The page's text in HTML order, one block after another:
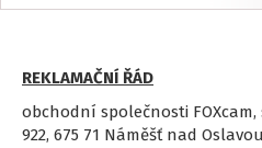
REKLAMAČNÍ ŘÁD
obchodní společnosti FOXcam,
922, 675 71 Náměšť nad